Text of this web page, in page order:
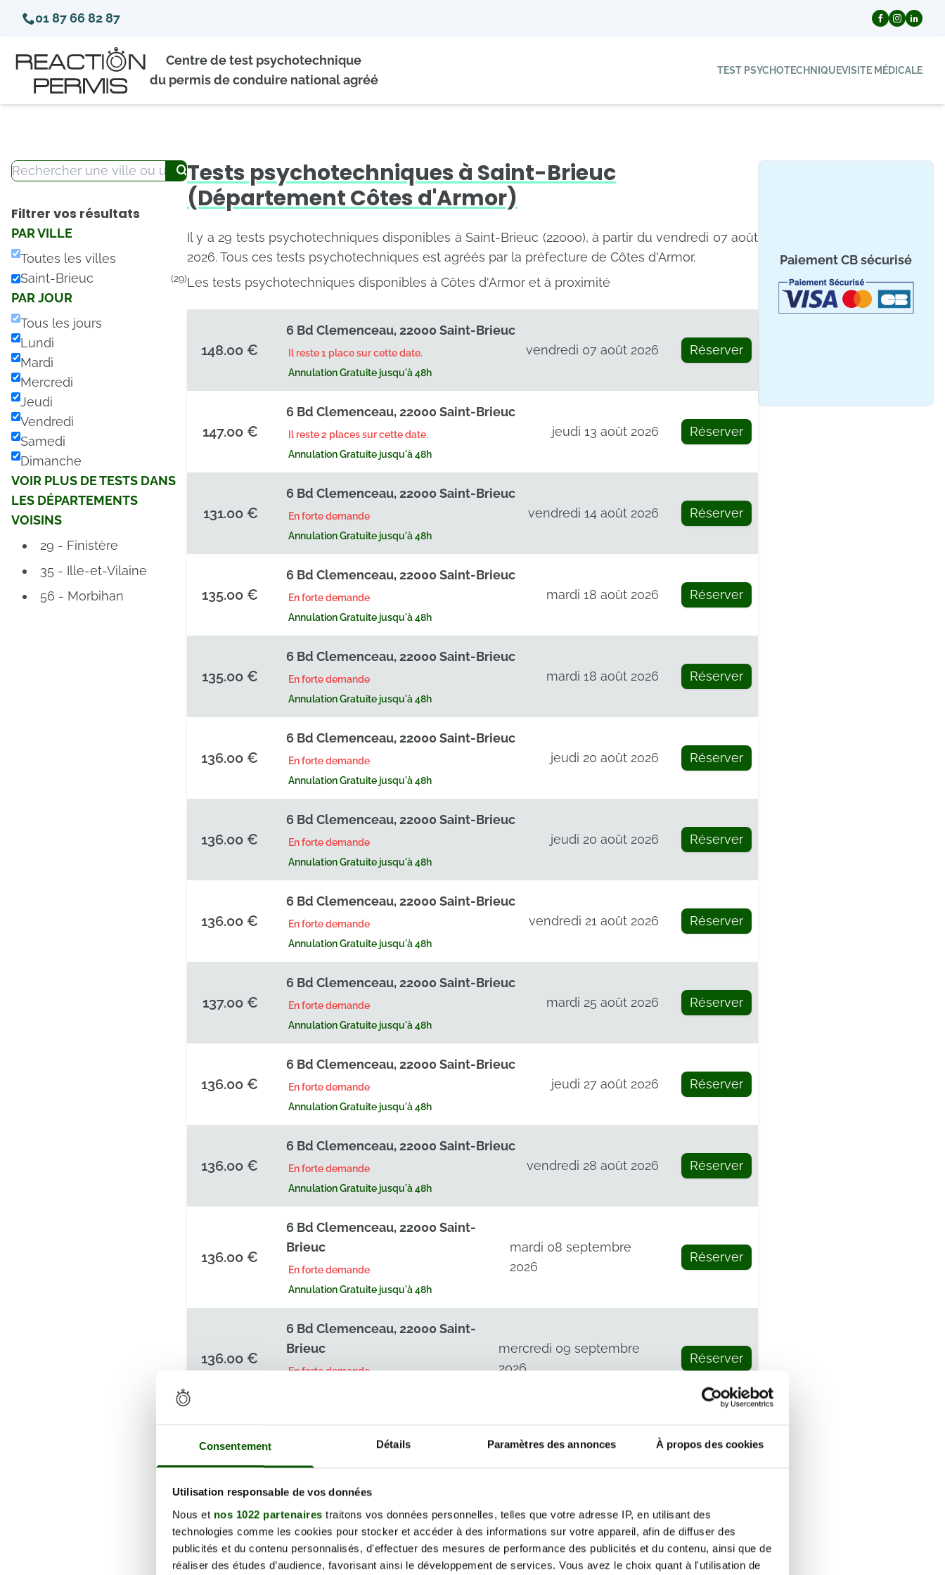
Consentement Détails Paramètres des annonces À propos des cookies
Utilisation responsable de vos données
Nous et nos 1022 partenaires traitons vos données personnelles, telles que votre adresse IP, en utilisant des
technologies comme les cookies pour stocker et accéder à des informations sur votre appareil, afin de diffuser des
publicités et du contenu personnalisés, d'effectuer des mesures de performance des publicités et du contenu, ainsi que de
réaliser des études d’audience, favorisant ainsi le développement de services. Vous avez le choix quant à l'utilisation de
01 87 66 82 87
Centre de test psychotechnique
du permis de conduire national agréé
TEST PSYCHOTECHNIQUEVISITE MÉDICALE
Filtrer vos résultats
PAR VILLE
Toutes les villes
Saint-Brieuc
(29)
PAR JOUR
Tous les jours
Lundi
Mardi
Mercredi
Jeudi
Vendredi
Samedi
Dimanche
VOIR PLUS DE TESTS DANS
LES DÉPARTEMENTS
VOISINS
29 - Finistère
35 - Ille-et-Vilaine
56 - Morbihan
Tests psychotechniques à Saint-Brieuc
(Département Côtes d'Armor)
Il y a 29 tests psychotechniques disponibles à Saint-Brieuc (22000), à partir du vendredi 07 août
2026. Tous ces tests psychotechniques est agréés par la préfecture de Côtes d'Armor.
Les tests psychotechniques disponibles à Côtes d'Armor et à proximité
148.00 €
6 Bd Clemenceau, 22000 Saint-Brieuc
Il reste 1 place sur cette date.
Annulation Gratuite jusqu'à 48h
vendredi 07 août 2026 Réserver
147.00 €
6 Bd Clemenceau, 22000 Saint-Brieuc
Il reste 2 places sur cette date.
Annulation Gratuite jusqu'à 48h
jeudi 13 août 2026 Réserver
131.00 €
6 Bd Clemenceau, 22000 Saint-Brieuc
En forte demande
Annulation Gratuite jusqu'à 48h
vendredi 14 août 2026 Réserver
135.00 €
6 Bd Clemenceau, 22000 Saint-Brieuc
En forte demande
Annulation Gratuite jusqu'à 48h
mardi 18 août 2026 Réserver
135.00 €
6 Bd Clemenceau, 22000 Saint-Brieuc
En forte demande
Annulation Gratuite jusqu'à 48h
mardi 18 août 2026 Réserver
136.00 €
6 Bd Clemenceau, 22000 Saint-Brieuc
En forte demande
Annulation Gratuite jusqu'à 48h
jeudi 20 août 2026 Réserver
136.00 €
6 Bd Clemenceau, 22000 Saint-Brieuc
En forte demande
Annulation Gratuite jusqu'à 48h
jeudi 20 août 2026 Réserver
136.00 €
6 Bd Clemenceau, 22000 Saint-Brieuc
En forte demande
Annulation Gratuite jusqu'à 48h
vendredi 21 août 2026 Réserver
137.00 €
6 Bd Clemenceau, 22000 Saint-Brieuc
En forte demande
Annulation Gratuite jusqu'à 48h
mardi 25 août 2026 Réserver
136.00 €
6 Bd Clemenceau, 22000 Saint-Brieuc
En forte demande
Annulation Gratuite jusqu'à 48h
jeudi 27 août 2026 Réserver
136.00 €
6 Bd Clemenceau, 22000 Saint-Brieuc
En forte demande
Annulation Gratuite jusqu'à 48h
vendredi 28 août 2026 Réserver
136.00 €
6 Bd Clemenceau, 22000 Saint-
Brieuc
En forte demande
Annulation Gratuite jusqu'à 48h
mardi 08 septembre
2026
Réserver
136.00 €
6 Bd Clemenceau, 22000 Saint-
Brieuc
En forte demande
mercredi 09 septembre
2026
Réserver
6 Bd Clemenceau, 22000 Saint-
Annulation Gratuite jusqu'à 48h
lundi 14 septembre
2026
136.00 €
6 Bd Clemenceau, 22000 Saint-
Brieuc
mercredi 16 septembre
2026
Réserver
Paiement CB sécurisé